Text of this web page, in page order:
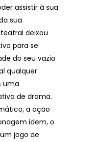
assistir à sua
sua
deixou
para se
do seu vazio
qualquer
uma
de drama.
a ação
idem, o
jogo de